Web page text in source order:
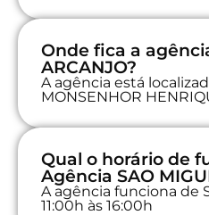
Onde fica a
ARCANJO?
A agência está
MONSENHOR
Qual o horário de
Agência SAO
A agência funciona de
11:00h às 16:00h